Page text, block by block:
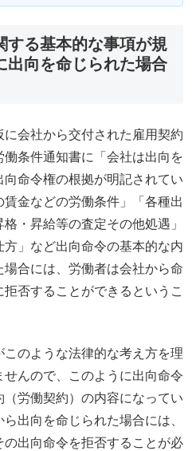
する基本的な事項が規
出向を命じられた場合
に会社から交付された雇用契約
条件通知書に「会社は出向を
命令権の根拠が明記されてい
金などの労働条件」「各種出
・昇給等の査定その他処遇」
方」など出向命令の基本的な内
合には、労働者は会社から命
否することができるというこ
このような法律的な考え方を理
んので、このように出向命令
労働契約）の内容になってい
出向を命じられた場合には、
出向命令を拒否することが必